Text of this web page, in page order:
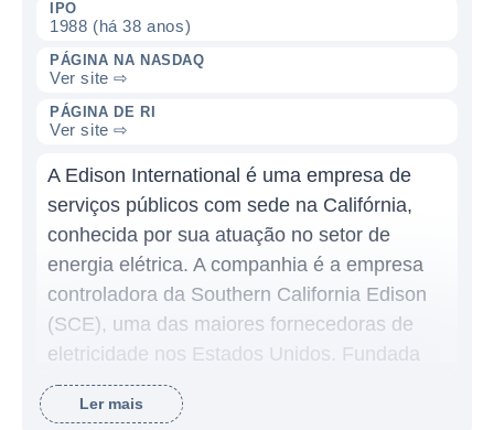
IPO
1988 (há 38 anos)
PÁGINA NA NASDAQ
Ver site ⇨
PÁGINA DE RI
Ver site ⇨
A Edison International é uma empresa de
serviços públicos com sede na Califórnia,
conhecida por sua atuação no setor de
energia elétrica. A companhia é a empresa
controladora da Southern California Edison
(SCE), uma das maiores fornecedoras de
eletricidade nos Estados Unidos. Fundada
em 1887, a Edison tem uma longa trajetória
na indústria de energia, inicialmente
Ler mais